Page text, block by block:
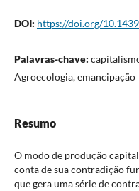
DOI: https://doi.org/
Palavras-chave:
Agroecologia, emancipação
Resumo
O modo de produção
conta de sua contradição
que gera uma série de